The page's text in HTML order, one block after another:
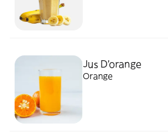
Jus D'orange
Orange